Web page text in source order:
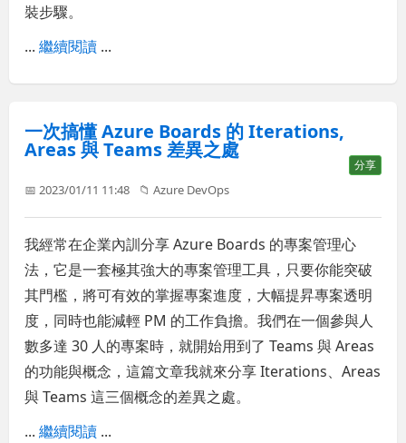
裝步驟。
...繼續閱讀 ...
一次搞懂 Azure Boards 的 Iterations,
Areas 與 Teams 差異之處
分享
📅 2023/01/11 11:48 📁Azure DevOps
我經常在企業內訓分享 Azure Boards 的專案管理心
法，它是一套極其強大的專案管理工具，只要你能突破
其門檻，將可有效的掌握專案進度，大幅提昇專案透明
度，同時也能減輕 PM 的工作負擔。我們在一個參與人
數多達 30 人的專案時，就開始用到了 Teams 與 Areas
的功能與概念，這篇文章我就來分享 Iterations、Areas
與 Teams 這三個概念的差異之處。
...繼續閱讀 ...